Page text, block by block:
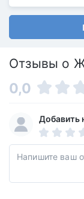
Отзывы о
0,0
Добавить